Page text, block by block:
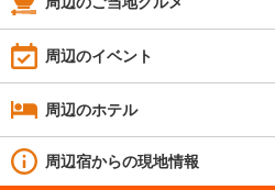
周辺のイベント
周辺のホテル
周辺宿からの現地情報